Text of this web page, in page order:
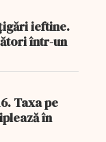
ieftine.
într-un
Taxa pe
în